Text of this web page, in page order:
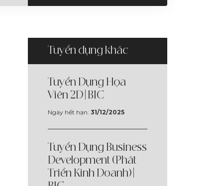
Tuyển dụng khác
Tuyển Dụng Họa
Viên 2D | BIC
Ngày hết hạn:31/12/2025
Tuyển Dụng Business
Development (Phát
Triển Kinh Doanh) |